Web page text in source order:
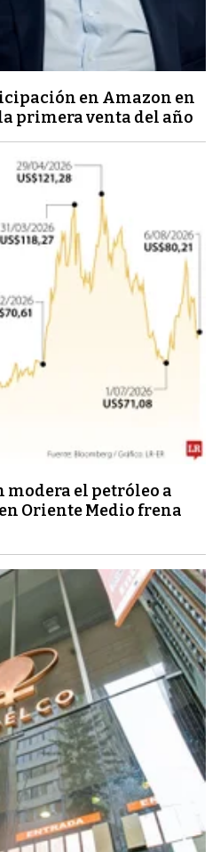
en Amazon en
primera venta del año
modera el petróleo a
Oriente Medio frena